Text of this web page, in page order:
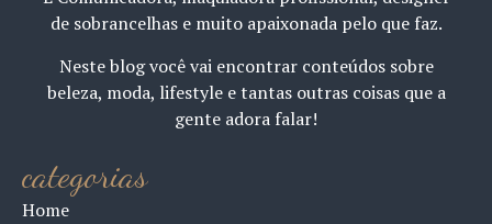
de sobrancelhas e muito apaixonada pelo que faz.
Neste blog você vai encontrar conteúdos sobre
beleza, moda, lifestyle e tantas outras coisas que a
gente adora falar!
categorias
Home